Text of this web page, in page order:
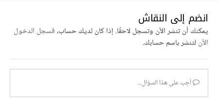
انضم إلى النقاش
يمكنك أن تنشر الآن وتسجل لاحقًا. إذا كان لديك حساب،فسجل الدخول
الآنلتنشر باسم حسابك.
أجب على هذا السؤال...